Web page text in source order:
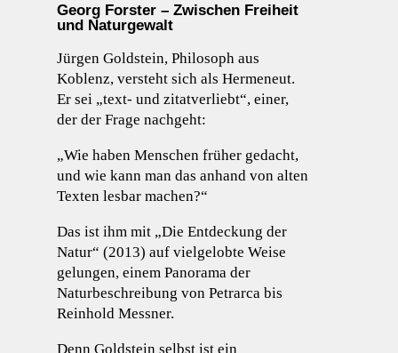
Georg Forster – Zwischen Freiheit
und Naturgewalt
Jürgen Goldstein, Philosoph aus
Koblenz, versteht sich als Hermeneut.
Er sei „text- und zitatverliebt“, einer,
der der Frage nachgeht:
„Wie haben Menschen früher gedacht,
und wie kann man das anhand von alten
Texten lesbar machen?“
Das ist ihm mit „Die Entdeckung der
Natur“ (2013) auf vielgelobte Weise
gelungen, einem Panorama der
Naturbeschreibung von Petrarca bis
Reinhold Messner.
Denn Goldstein selbst ist ein